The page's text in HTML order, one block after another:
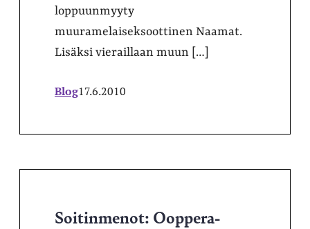
loppuunmyyty
muuramelaiseksoottinen Naamat.
Lisäksi vieraillaan muun […]
Blog17.6.2010
Soitinmenot: Ooppera-